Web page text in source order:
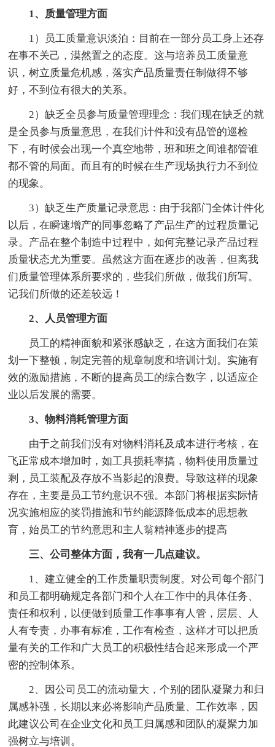
1、质量管理方面
1）员工质量意识淡泊：目前在一部分员工身上还存
在事不关己，漠然置之的态度。这与培养员工质量意
识，树立质量危机感，落实产品质量责任制做得不够
好，不到位有很大的关系。
2）缺乏全员参与质量管理理念：我们现在缺乏的就
是全员参与质量意思，在我们计件和没有品管的巡检
下，有时候会出现一个真空地带，班和班之间谁都管谁
都不管的局面。而且有的时候在生产现场执行力不到位
的现象。
3）缺乏生产质量记录意思：由于我部门全体计件化
以后，在瞬速增产的同事忽略了产品生产的过程质量记
录。产品在整个制造中过程中，如何完整记录产品过程
质量状态尤为重要。虽然这方面在逐步的改善，但离我
们质量管理体系所要求的，些我们所做，做我们所写。
记我们所做的还差较远！
2、人员管理方面
员工的精神面貌和紧张感缺乏，在这方面我们在策
划一下整顿，制定完善的规章制度和培训计划。实施有
效的激励措施，不断的提高员工的综合数字，以适应企
业以后发展的需要。
3、物料消耗管理方面
由于之前我们没有对物料消耗及成本进行考核，在
飞正常成本增加时，如工具损耗率搞，物料使用质量过
剩，员工装配及存放不当影起的浪费。导致这样的现象
存在，主要是员工节约意识不强。本部门将根据实际情
况实施相应的奖罚措施和节约能源降低成本的思想教
育，始员工的节约意思和主人翁精神逐步的提高
三、公司整体方面，我有一几点建议。
1、建立健全的工作质量职责制度。对公司每个部门
和员工都明确规定各部门和个人在工作中的具体任务、
责任和权利，以便做到质量工作事事有人管，层层、人
人有专责，办事有标准，工作有检查，这样才可以把质
量有关的工作和广大员工的积极性结合起来形成一个严
密的控制体系。
2、因公司员工的流动量大，个别的团队凝聚力和归
属感补强，长期以来必将影响产品质量、工作效率，因
此建议公司在企业文化和员工归属感和团队的凝聚力加
强树立与培训。